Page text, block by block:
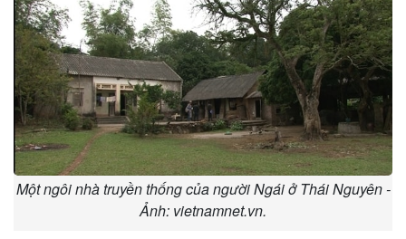
Một ngôi nhà truyền thống của người Ngái ở Thái Nguyên -
Ảnh: vietnamnet.vn.